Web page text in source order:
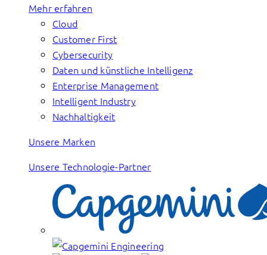
Mehr erfahren
Cloud
Customer First
Cybersecurity
Daten und künstliche Intelligenz
Enterprise Management
Intelligent Industry
Nachhaltigkeit
Unsere Marken
Unsere Technologie-Partner